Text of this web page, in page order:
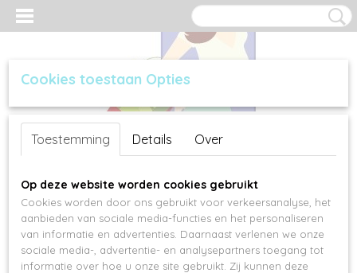
Inloggen Registreren
Cookies toestaan Opties
Toestemming Details Over
Op deze website worden cookies gebruikt
Cookies worden door ons gebruikt voor verkeersanalyse, het
aanbieden van sociale media-functies en het personaliseren
van informatie en advertenties. Daarnaast verlenen we onze
sociale media-, advertentie- en analysepartners toegang tot
informatie over hoe u onze site gebruikt. Zij kunnen deze